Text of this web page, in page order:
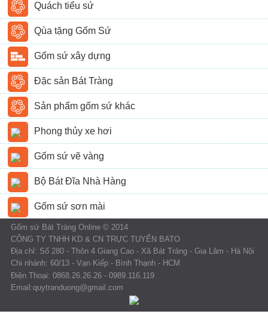
Quách tiểu sứ
Qùa tặng Gốm Sứ
Gốm sứ xây dựng
Đặc sản Bát Tràng
Sản phẩm gốm sứ khác
Phong thủy xe hơi
Gốm sứ vẽ vàng
Bộ Bát Đĩa Nhà Hàng
Gốm sứ sơn mài
Gốm sứ Bát Tràng Online © 2014
CÔNG TY TNHH KD & CN TRỰC TUYẾN BATO
Địa chỉ: Số 280 - Thôn 4 Giang Cao - Xã Bát Tràng - Gia Lâm - Hà Nội
Chi nhánh: 60/13 - Vạn Kiếp - Bình Thạnh - HCM
Điện Thoại: 0868.26.26.26 - 0989.116.119
Email:quytranduong@gmail.com